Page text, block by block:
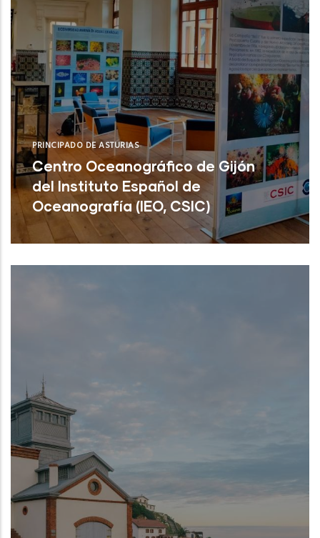
PRINCIPADO DE ASTURIAS
Centro Oceanográfico de Gijón
del Instituto Español de
Oceanografía (IEO, CSIC)
Centro Oceanográfico de Gijón del
Instituto Español de Oceanografía (IEO,